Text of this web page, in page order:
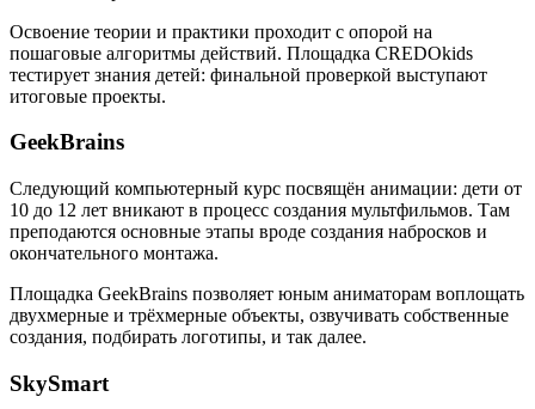
Освоение теории и практики проходит с опорой на
пошаговые алгоритмы действий. Площадка CREDOkids
тестирует знания детей: финальной проверкой выступают
итоговые проекты.
GeekBrains
Следующий компьютерный курс посвящён анимации: дети от
10 до 12 лет вникают в процесс создания мультфильмов. Там
преподаются основные этапы вроде создания набросков и
окончательного монтажа.
Площадка GeekBrains позволяет юным аниматорам воплощать
двухмерные и трёхмерные объекты, озвучивать собственные
создания, подбирать логотипы, и так далее.
SkySmart